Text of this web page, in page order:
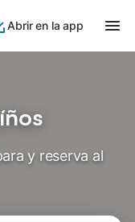
Abrir en la app
y reserva al